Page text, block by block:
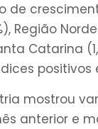
de
Catarina
positivos
mostrou
anterior e